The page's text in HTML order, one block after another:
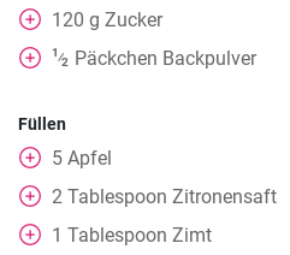
120 g Zucker
1⁄2 Päckchen Backpulver
Füllen
5 Apfel
2 Tablespoon Zitronensaft
1 Tablespoon Zimt